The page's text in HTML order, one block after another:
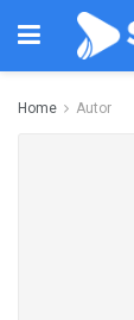
Home Autor